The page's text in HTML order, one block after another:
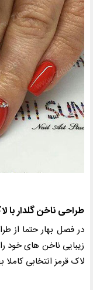
طراحی ناخن گلدار با
در فصل بهار حتما از
زیبایی ناخن های خود
لاک قرمز انتخابی